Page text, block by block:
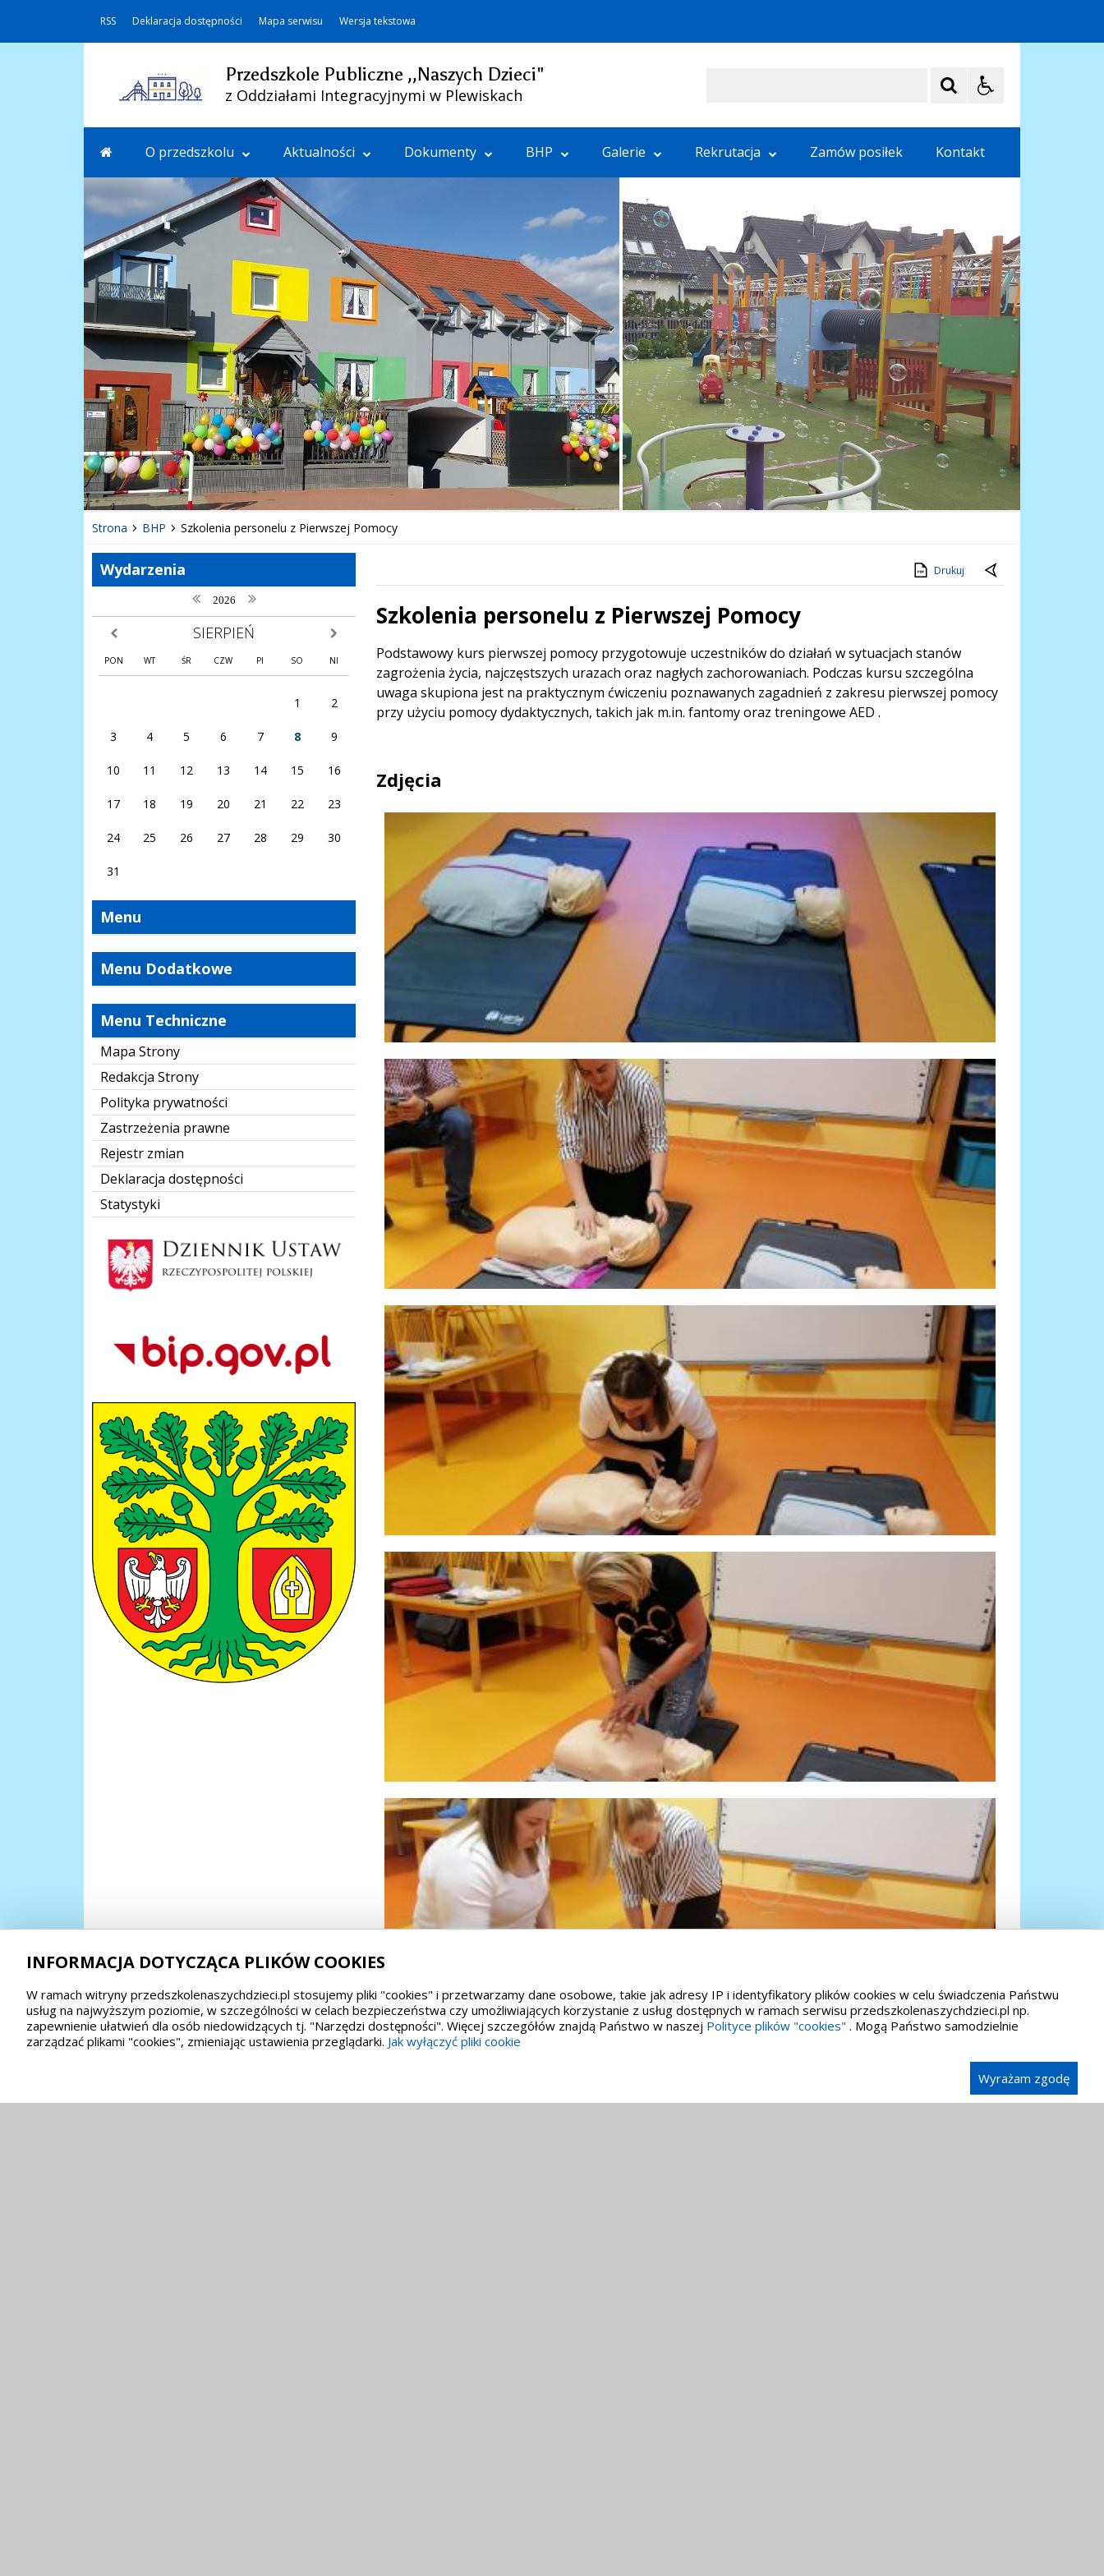
RSS Deklaracja dostępności Mapa serwisu Wersja tekstowa
Przedszkole Publiczne ,,Naszych Dzieci"
z Oddziałami Integracyjnymi w Plewiskach
O przedszkolu Aktualności Dokumenty BHP Galerie Rekrutacja Zamów posiłek Kontakt
Strona BHP Szkolenia personelu z Pierwszej Pomocy
Wydarzenia
poprzedni rok
2026 następny rok
poprzedni miesiąc SIERPIEŃ następny miesiąc
PON WT ŚR CZW PI SO NI
1 2
3 4 5 6 7 8 9
10 11 12 13 14 15 16
17 18 19 20 21 22 23
24 25 26 27 28 29 30
31
Menu
Menu Dodatkowe
Menu Techniczne
Mapa Strony
Redakcja Strony
Polityka prywatności
Zastrzeżenia prawne
Rejestr zmian
Deklaracja dostępności
Statystyki
herb-gmina
Drukuj
Szkolenia personelu z Pierwszej Pomocy
Treść
Podstawowy kurs pierwszej pomocy przygotowuje uczestników do działań w sytuacjach stanów
zagrożenia życia, najczęstszych urazach oraz nagłych zachorowaniach. Podczas kursu szczególna
uwaga skupiona jest na praktycznym ćwiczeniu poznawanych zagadnień z zakresu pierwszej pomocy
przy użyciu pomocy dydaktycznych, takich jak m.in. fantomy oraz treningowe AED .
Zdjęcia
INFORMACJA DOTYCZĄCA PLIKÓW COOKIES
W ramach witryny przedszkolenaszychdzieci.pl stosujemy pliki "cookies" i przetwarzamy dane osobowe, takie jak adresy IP i identyfikatory plików cookies w celu świadczenia Państwu
usług na najwyższym poziomie, w szczególności w celach bezpieczeństwa czy umożliwiających korzystanie z usług dostępnych w ramach serwisu przedszkolenaszychdzieci.pl np.
zapewnienie ułatwień dla osób niedowidzących tj. "Narzędzi dostępności". Więcej szczegółów znajdą Państwo w naszej Polityce plików "cookies" . Mogą Państwo samodzielnie
zarządzać plikami "cookies", zmieniając ustawienia przeglądarki. Jak wyłączyć pliki cookie
Wyrażam zgodę